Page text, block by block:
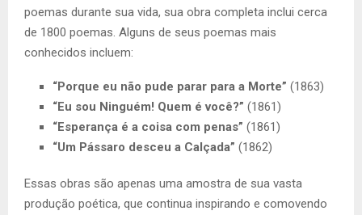
poemas durante sua vida, sua obra completa inclui cerca
de 1800 poemas. Alguns de seus poemas mais
conhecidos incluem:
“Porque eu não pude parar para a Morte” (1863)
“Eu sou Ninguém! Quem é você?” (1861)
“Esperança é a coisa com penas” (1861)
“Um Pássaro desceu a Calçada” (1862)
Essas obras são apenas uma amostra de sua vasta
produção poética, que continua inspirando e comovendo